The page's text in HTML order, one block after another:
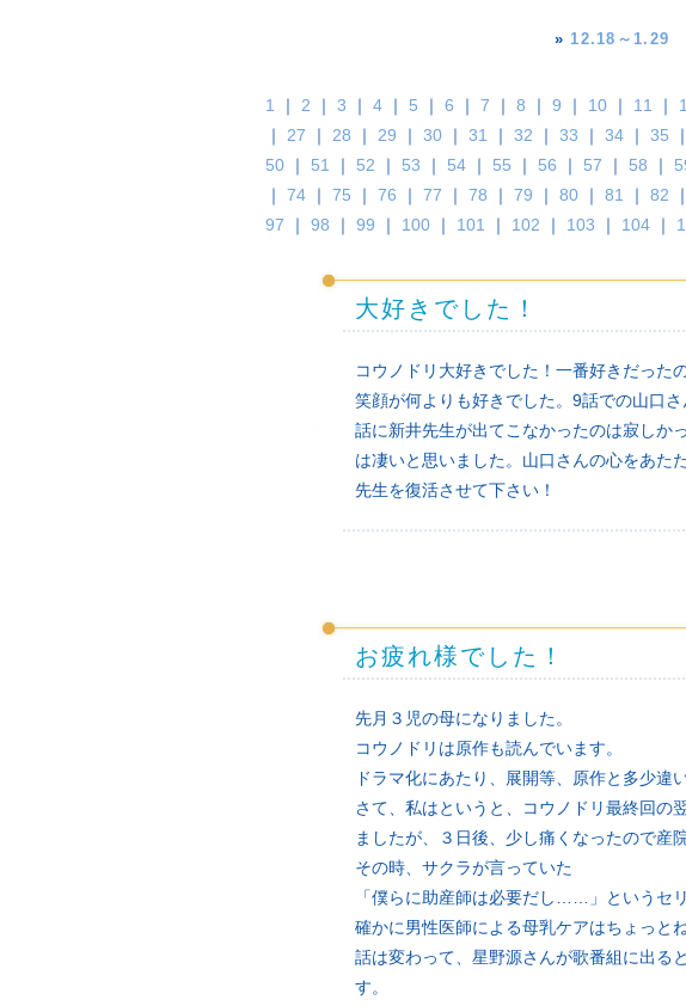
»12.18～1.29
1 ｜ 2 ｜ 3 ｜ 4 ｜ 5 ｜ 6 ｜ 7 ｜ 8 ｜ 9 ｜ 10 ｜ 11 ｜
｜ 27 ｜ 28 ｜ 29 ｜ 30 ｜ 31 ｜ 32 ｜ 33 ｜ 34 ｜ 35 ｜
50 ｜ 51 ｜ 52 ｜ 53 ｜ 54 ｜ 55 ｜ 56 ｜ 57 ｜ 58 ｜
｜ 74 ｜ 75 ｜ 76 ｜ 77 ｜ 78 ｜ 79 ｜ 80 ｜ 81 ｜ 82 ｜
97 ｜ 98 ｜ 99 ｜ 100 ｜ 101 ｜ 102 ｜ 103 ｜ 104 ｜
大好きでした！
コウノドリ大好きでした！一番好きだった
笑顔が何よりも好きでした。9話での山口
話に新井先生が出てこなかったのは寂しか
は凄いと思いました。山口さんの心をあた
先生を復活させて下さい！
お疲れ様でした！
先月３児の母になりました。
コウノドリは原作も読んでいます。
ドラマ化にあたり、展開等、原作と多少違
さて、私はというと、コウノドリ最終回の
ましたが、３日後、少し痛くなったので産
その時、サクラが言っていた
「僕らに助産師は必要だし……」というセ
確かに男性医師による母乳ケアはちょっと
話は変わって、星野源さんが歌番組に出る
す。